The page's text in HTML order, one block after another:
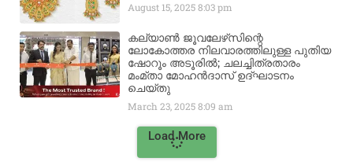
August 15, 20258:03 pm
കല്യാൺ ജൂവലേഴ്‌സിന്റെ
ലോകോത്തര നിലവാരത്തിലുള്ള പുതിയ
ഷോറൂം അടൂരിൽ; ചലച്ചിത്രതാരം
മംമ്താ മോഹൻദാസ് ഉദ്ഘാടനം
ചെയ്‌തു
March 23, 20258:09 am
Load More